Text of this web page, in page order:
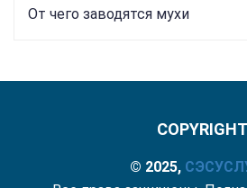
От чего заводятся мухи
COPYRIGHT
© 2025, СЭС